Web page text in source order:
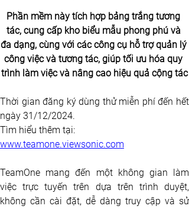
Phần mềm này tích hợp bảng trắng tương
tác, cung cấp kho biểu mẫu phong phú và
đa dạng, cùng với các công cụ hỗ trợ quản lý
công việc và tương tác, giúp tối ưu hóa quy
trình làm việc và nâng cao hiệu quả cộng tác
Thời gian đăng ký dùng thử miễn phí đến hết
ngày 31/12/2024.
Tìm hiểu thêm tại:
www.teamone.viewsonic.com
TeamOne mang đến một không gian làm
việc trực tuyến trên dựa trên trình duyệt,
không cần cài đặt, dễ dàng truy cập và sử